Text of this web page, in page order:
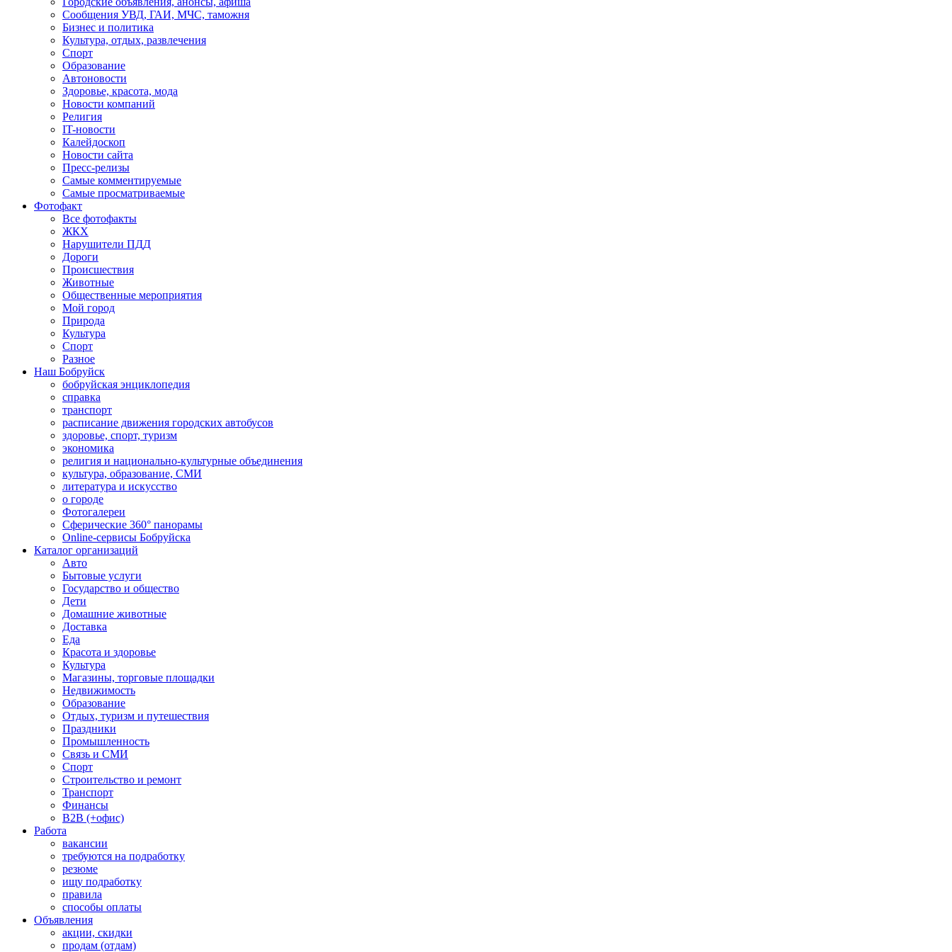
Сообщения УВД, ГАИ, МЧС, таможня
Бизнес и политика
Культура, отдых, развлечения
Спорт
Образование
Автоновости
Здоровье, красота, мода
Новости компаний
Религия
IT-новости
Калейдоскоп
Новости сайта
Пресс-релизы
Самые комментируемые
Самые просматриваемые
Фотофакт
Все фотофакты
ЖКХ
Нарушители ПДД
Дороги
Происшествия
Животные
Общественные мероприятия
Мой город
Природа
Культура
Спорт
Разное
Наш Бобруйск
бобруйская энциклопедия
справка
транспорт
расписание движения городских автобусов
здоровье, спорт, туризм
экономика
религия и национально-культурные объединения
культура, образование, СМИ
литература и искусство
о городе
Фотогалереи
Сферические 360° панорамы
Online-сервисы Бобруйска
Каталог организаций
Авто
Бытовые услуги
Государство и общество
Дети
Домашние животные
Доставка
Еда
Красота и здоровье
Культура
Магазины, торговые площадки
Недвижимость
Образование
Отдых, туризм и путешествия
Праздники
Промышленность
Связь и СМИ
Спорт
Строительство и ремонт
Транспорт
Финансы
B2B (+офис)
Работа
вакансии
требуются на подработку
резюме
ищу подработку
правила
способы оплаты
Объявления
акции, скидки
продам (отдам)